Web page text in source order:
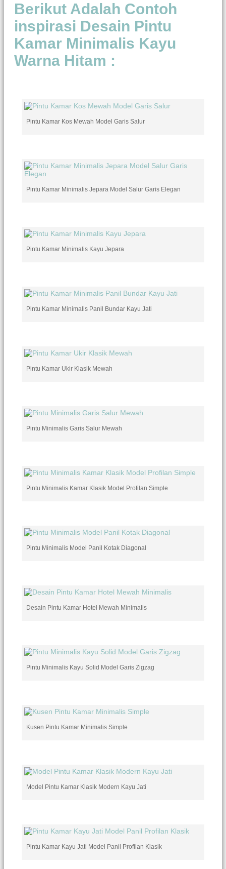
Berikut Adalah Contoh
inspirasi Desain Pintu
Kamar Minimalis Kayu
Warna Hitam :
Pintu Kamar Kos Mewah Model Garis Salur
Pintu Kamar Minimalis Jepara Model Salur Garis Elegan
Pintu Kamar Minimalis Kayu Jepara
Pintu Kamar Minimalis Panil Bundar Kayu Jati
Pintu Kamar Ukir Klasik Mewah
Pintu Minimalis Garis Salur Mewah
Pintu Minimalis Kamar Klasik Model Profilan Simple
Pintu Minimalis Model Panil Kotak Diagonal
Desain Pintu Kamar Hotel Mewah Minimalis
Pintu Minimalis Kayu Solid Model Garis Zigzag
Kusen Pintu Kamar Minimalis Simple
Model Pintu Kamar Klasik Modern Kayu Jati
Pintu Kamar Kayu Jati Model Panil Profilan Klasik